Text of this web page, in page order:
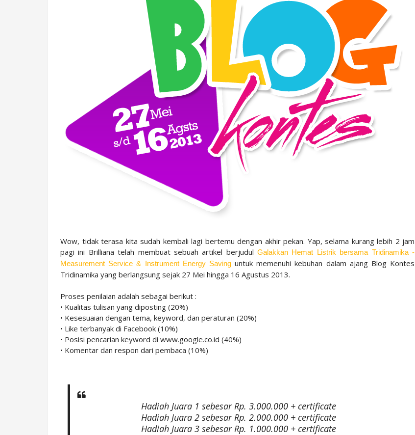
Wow, tidak terasa kita sudah kembali lagi bertemu dengan akhir pekan. Yap, selama kurang lebih 2 jam
pagi ini Brilliana telah membuat sebuah artikel berjudulGalakkan Hemat Listrik bersama Tridinamika -
Measurement Service & Instrument Energy Savinguntuk memenuhi kebuhan dalam ajang Blog Kontes
Tridinamika yang berlangsung sejak 27 Mei hingga 16 Agustus 2013.
Proses penilaian adalah sebagai berikut :
• Kualitas tulisan yang diposting (20%)
• Kesesuaian dengan tema, keyword, dan peraturan (20%)
• Like terbanyak di Facebook (10%)
• Posisi pencarian keyword di www.google.co.id (40%)
• Komentar dan respon dari pembaca (10%)
Hadiah Juara 1 sebesar Rp. 3.000.000 + certificate
Hadiah Juara 2 sebesar Rp. 2.000.000 + certificate
Hadiah Juara 3 sebesar Rp. 1.000.000 + certificate